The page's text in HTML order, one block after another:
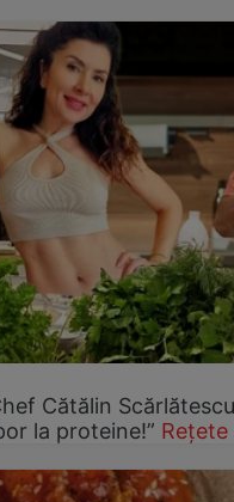
Cătălin
la proteine!” Rețete